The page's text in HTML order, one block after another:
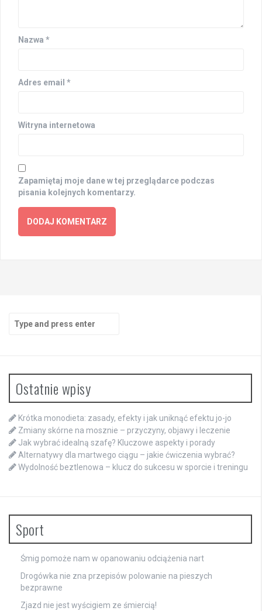
Nazwa *
Adres email *
Witryna internetowa
Zapamiętaj moje dane w tej przeglądarce podczas
pisania kolejnych komentarzy.
Search
for:
Ostatnie wpisy
Krótka monodieta: zasady, efekty i jak uniknąć efektu jo-jo
Zmiany skórne na mosznie – przyczyny, objawy i leczenie
Jak wybrać idealną szafę? Kluczowe aspekty i porady
Alternatywy dla martwego ciągu – jakie ćwiczenia wybrać?
Wydolność beztlenowa – klucz do sukcesu w sporcie i treningu
Sport
Śmig pomoże nam w opanowaniu odciążenia nart
Drogówka nie zna przepisów polowanie na pieszych
bezprawne
Zjazd nie jest wyścigiem ze śmiercią!